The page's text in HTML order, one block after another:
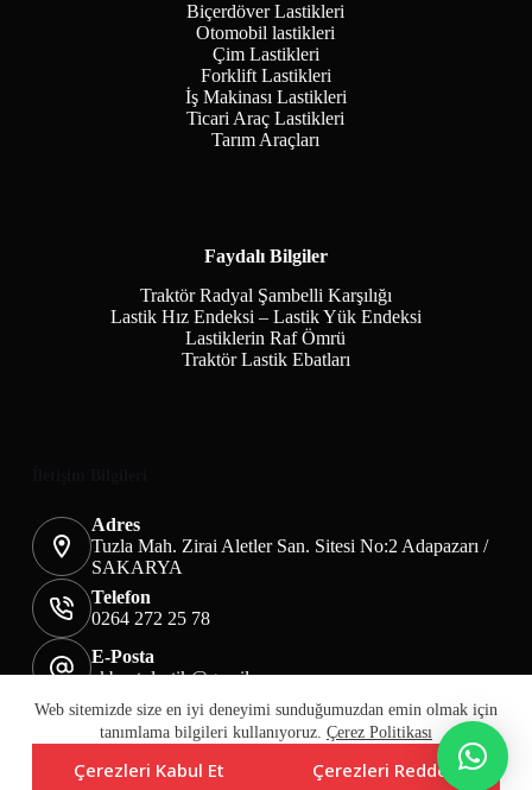
Web sitemizde size en iyi deneyimi sunduğumuzdan emin olmak için
tanımlama bilgileri kullanıyoruz. Çerez Politikası
Çerezleri Kabul Et Çerezleri Reddet
Biçerdöver Lastikleri
Otomobil lastikleri
Çim Lastikleri
Forklift Lastikleri
İş Makinası Lastikleri
Ticari Araç Lastikleri
Tarım Araçları
Faydalı Bilgiler
Traktör Radyal Şambelli Karşılığı
Lastik Hız Endeksi – Lastik Yük Endeksi
Lastiklerin Raf Ömrü
Traktör Lastik Ebatları
Adres
Tuzla Mah. Zirai Aletler San. Sitesi No:2 Adapazarı /
SAKARYA
Telefon
0264 272 25 78
E-Posta
akbaotolastik@gmail.com
Mesafeli Satış Sözleşmesi
Teslimat&İade
Üyelik KVKK Sayfası
Çerez Politikası